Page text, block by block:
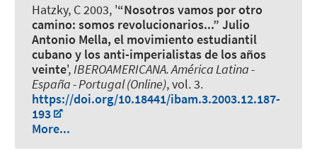
Hatzky, C2003, '“Nosotros vamos por otro
camino: somos revolucionarios...” Julio
Antonio Mella, el movimiento estudiantil
cubano y los anti-imperialistas de los años
veinte',IBEROAMERICANA. América Latina -
España - Portugal (Online), vol. 3.
https://doi.org/10.18441/ibam.3.2003.12.187-
193
More...